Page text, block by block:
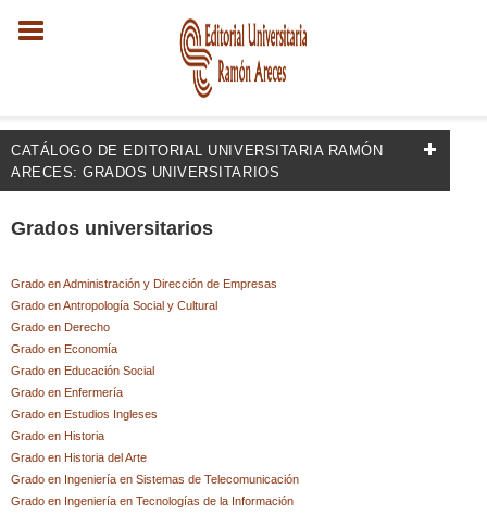
CATÁLOGO DE EDITORIAL UNIVERSITARIA RAMÓN
ARECES: GRADOS UNIVERSITARIOS
FILTRADO POR:
Psicología infantil y evolutiva/del desarrollo
MATERIAS
+ Desarrollo personal
Psicología de la familia
Emociones
Grados universitarios
Grado en Administración y Dirección de Empresas
Grado en Antropología Social y Cultural
Grado en Derecho
Grado en Economía
Grado en Educación Social
Grado en Enfermería
Grado en Estudios Ingleses
Grado en Historia
Grado en Historia del Arte
Grado en Ingeniería en Sistemas de Telecomunicación
Grado en Ingeniería en Tecnologías de la Información